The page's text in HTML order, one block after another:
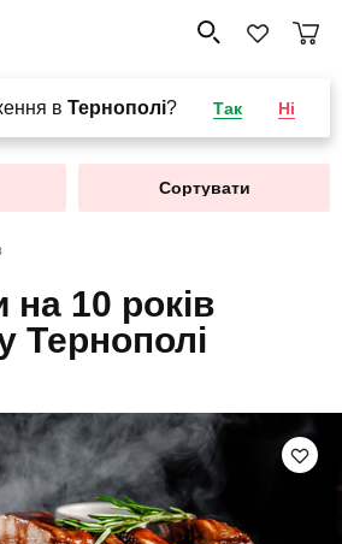
в Тернополі? Так Ні
Сортувати
10 років
Тернополі